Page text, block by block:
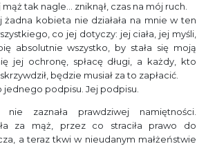
tak nagle… zniknął, czas na mój ruch.
żadna kobieta nie działała na mnie w ten
co jej dotyczy: jej ciała, jej myśli,
absolutnie wszystko, by stała się moją
jej ochronę, spłacę długi, a każdy, kto
będzie musiał za to zapłacić.
podpisu. Jej podpisu.
nie zaznała prawdziwej namiętności.
za mąż, przez co straciła prawo do
a teraz tkwi w nieudanym małżeństwie